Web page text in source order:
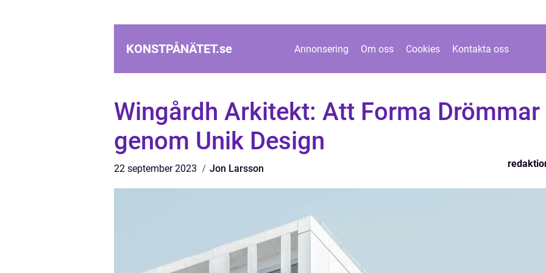
KONSTPÅNÄTET.se Annonsering Om oss Cookies Kontakta oss
Wingårdh Arkitekt: Att Forma Drömmar
genom Unik Design
22 september 2023 Jon Larsson